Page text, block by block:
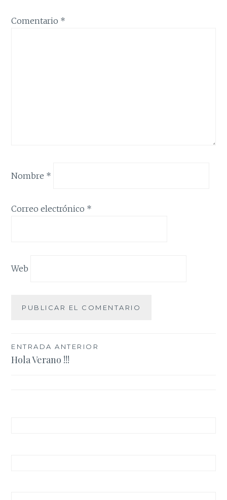
Comentario *
Nombre *
Correo electrónico *
Web
Navegación
de
ENTRADA ANTERIOR
Hola Verano !!!